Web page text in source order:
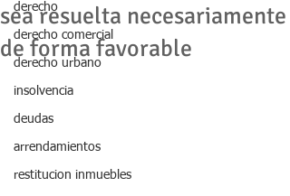
derecho
derecho comercial
derecho urbano
insolvencia
deudas
arrendamientos
restitucion inmuebles
sea resuelta necesariamente
de forma favorable